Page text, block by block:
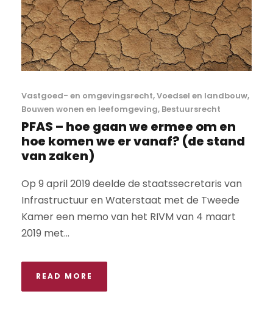
Vastgoed- en omgevingsrecht,Voedsel en landbouw,
Bouwen wonen en leefomgeving, Bestuursrecht
PFAS – hoe gaan we ermee om en
hoe komen we er vanaf? (de stand
van zaken)
Op 9 april 2019 deelde de staatssecretaris van
Infrastructuur en Waterstaat met de Tweede
Kamer een memo van het RIVM van 4 maart
2019 met...
READ MORE